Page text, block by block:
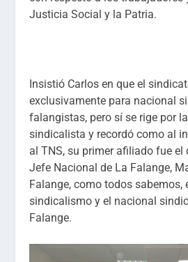
Justicia Social y la Patria.
Insistió Carlos en que el
exclusivamente para nacional
falangistas, pero sí se rige por
sindicalista y recordó como al
al TNS, su primer afiliado fue el
Jefe Nacional de La Falange,
Falange, como todos sabemos,
sindicalismo y el nacional
Falange.